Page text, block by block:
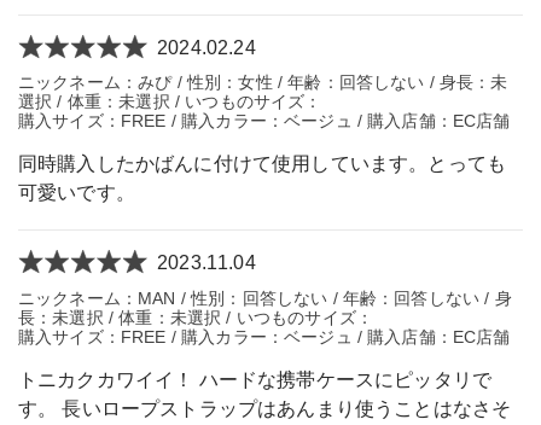
2024.02.24
ニックネーム：みぴ / 性別：女性 / 年齢：回答しない / 身長：未
選択 / 体重：未選択 / いつものサイズ：
購入サイズ：FREE / 購入カラー：ベージュ / 購入店舗：EC店舗
同時購入したかばんに付けて使用しています。とっても
可愛いです。
2023.11.04
ニックネーム：MAN / 性別：回答しない / 年齢：回答しない / 身
長：未選択 / 体重：未選択 / いつものサイズ：
購入サイズ：FREE / 購入カラー：ベージュ / 購入店舗：EC店舗
トニカクカワイイ！ ハードな携帯ケースにピッタリで
す。 長いロープストラップはあんまり使うことはなさそ